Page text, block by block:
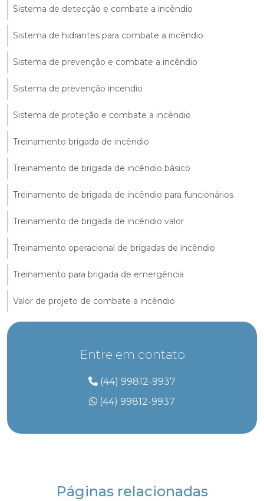
Sistema de detecção e combate a incêndio
Sistema de hidrantes para combate a incêndio
Sistema de prevenção e combate a incêndio
Sistema de prevenção incendio
Sistema de proteção e combate a incêndio
Treinamento brigada de incêndio
Treinamento de brigada de incêndio básico
Treinamento de brigada de incêndio para funcionários
Treinamento de brigada de incêndio valor
Treinamento operacional de brigadas de incêndio
Treinamento para brigada de emergência
Valor de projeto de combate a incêndio
Entre em contato
(44) 99812-9937
(44) 99812-9937
Páginas relacionadas